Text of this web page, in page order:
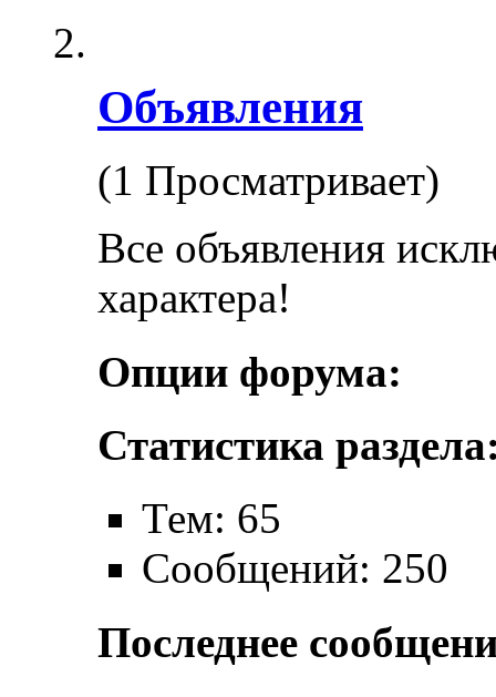
Объявления
(1 Просматривает)
Все объявления
характера!
Опции форума:
Статистика
Тем: 65
Сообщений: 250
Последнее